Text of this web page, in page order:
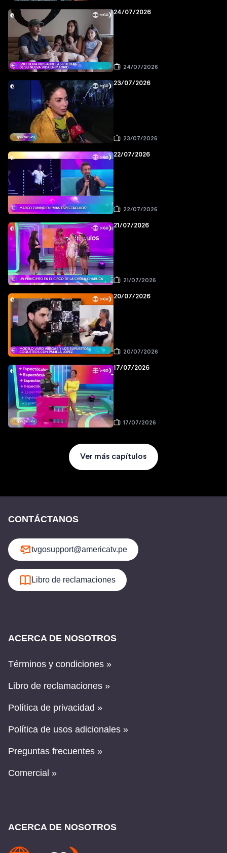
24/07/2026
24/07/2026
23/07/2026
23/07/2026
22/07/2026
22/07/2026
21/07/2026
21/07/2026
20/07/2026
20/07/2026
17/07/2026
17/07/2026
Ver más capítulos
CONTÁCTANOS
tvgosupport@americatv.pe
Libro de reclamaciones
ACERCA DE NOSOTROS
Términos y condiciones »
Libro de reclamaciones »
Política de privacidad »
Política de usos adicionales »
Preguntas frecuentes »
Comercial »
ACERCA DE NOSOTROS